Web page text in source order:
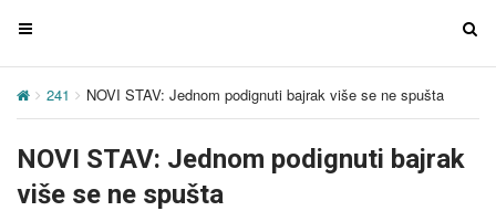
T
g
e
n
T
e
241 NOVI STAV: Jednom podignuti bajrak više se ne spušta
NOVI STAV: Jednom podignuti bajrak
više se ne spušta